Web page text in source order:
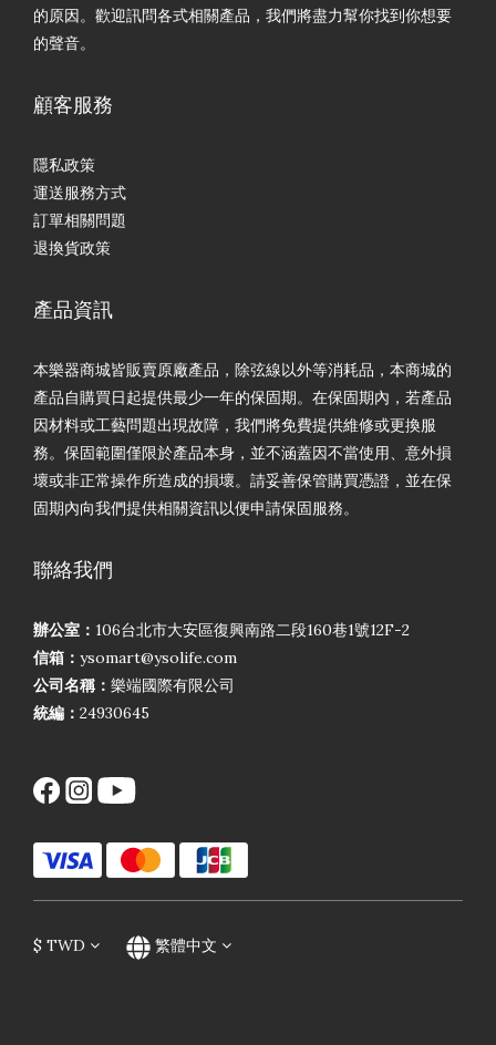
的原因。歡迎訊問各式相關產品，我們將盡力幫你找到你想要
的聲音。
顧客服務
隱私政策
運送服務方式
訂單相關問題
退換貨政策
產品資訊
本樂器商城皆販賣原廠產品，除弦線以外等消耗品，本商城的
產品自購買日起提供最少一年的保固期。在保固期內，若產品
因材料或工藝問題出現故障，我們將免費提供維修或更換服
務。保固範圍僅限於產品本身，並不涵蓋因不當使用、意外損
壞或非正常操作所造成的損壞。請妥善保管購買憑證，並在保
固期內向我們提供相關資訊以便申請保固服務。
聯絡我們
辦公室： 106台北市大安區復興南路二段160巷1號12F-2
信箱： ysomart@ysolife.com
公司名稱： 樂端國際有限公司
統編： 24930645
$ TWD 繁體中文